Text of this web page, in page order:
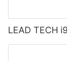
LEAD TECH